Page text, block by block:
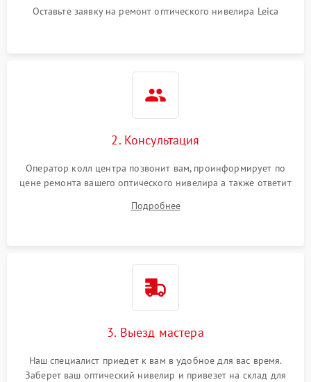
Оставьте заявку на ремонт оптического нивелира Leica
2. Консультация
Оператор колл центра позвонит вам, проинформирует по
цене ремонта вашего оптического нивелира а также ответит
Подробнее
3. Выезд мастера
Наш специалист приедет к вам в удобное для вас время.
Заберет ваш оптический нивелир и привезет на склад для